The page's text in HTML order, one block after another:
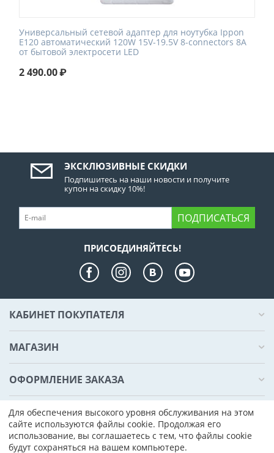
Универсальный сетевой адаптер для ноутубка Ippon
E120 автоматический 120W 15V-19.5V 8-connectors 8A
от бытовой электросети LED
2 490.00₽
ЭКСКЛЮЗИВНЫЕ СКИДКИ
Подпишитесь на наши новости и получите
купон на скидку 10%!
ПОДПИСАТЬСЯ
ПРИСОЕДИНЯЙТЕСЬ!
КАБИНЕТ ПОКУПАТЕЛЯ
МАГАЗИН
ОФОРМЛЕНИЕ ЗАКАЗА
КОНТАКТЫ
© 2000 - 2026 Компьютер Плаза. На базеCS-Cart - Платформа для
Для обеспечения высокого уровня обслуживания на этом
сайте используются файлы cookie. Продолжая его
использование, вы соглашаетесь с тем, что файлы cookie
будут сохраняться на вашем компьютере.